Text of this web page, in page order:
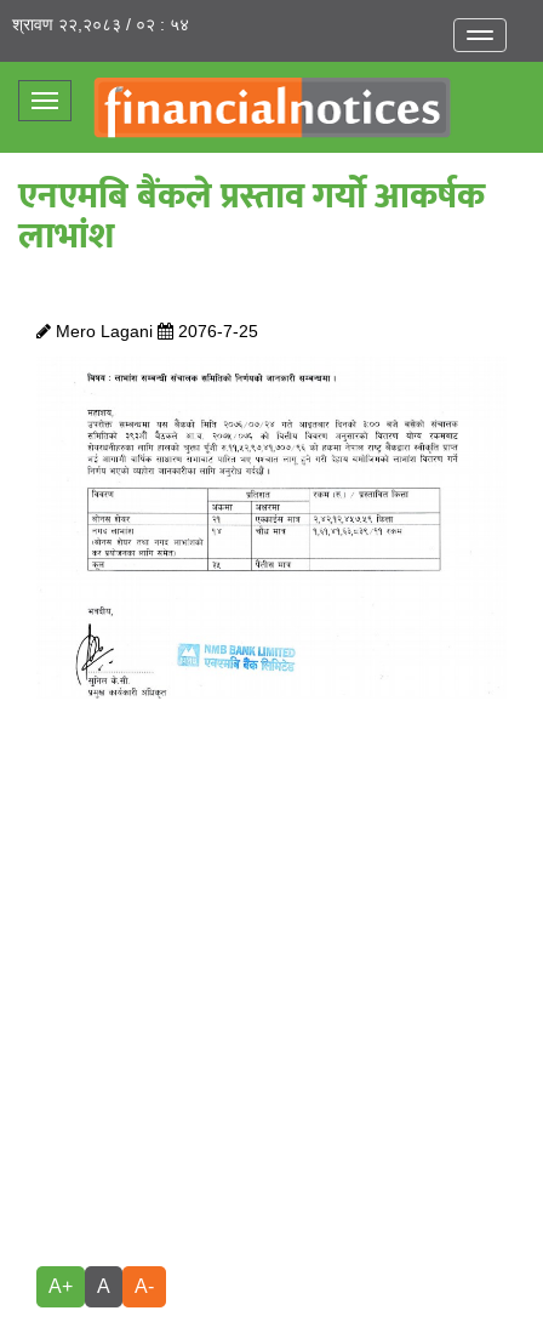
Toggle
श्रावण २२,२०८३ / ०२ : ५४
Toggle
एनएमबि बैंकले प्रस्ताव गर्यो आकर्षक
लाभांश
Mero Lagani 2076-7-25
A+ A A-